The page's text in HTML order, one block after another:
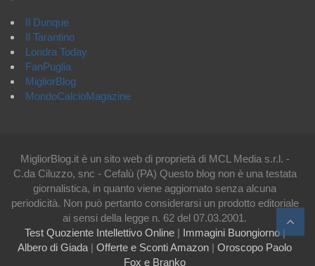
Il Dunque
Il Tarantino
Londra Today
FanPuglia
MigliorBlog
MondoCalcioMagazine
MigliorBlog.it è un sito web di proprietà di MCL Media s.r.l. -
C.da Ciluzzo, snc - Cefalù (PA) Questo blog non è una testata
giornalistica, in quanto viene aggiornato senza alcuna
periodicità. Non può pertanto considerarsi un prodotto editoriale
ai sensi della legge n. 62 del 07.03.2001.
Test Quoziente Intellettivo Online| Immagini Buongiorno|
Albero di Giada | Offerte e Sconti Amazon | Oroscopo Paolo
Fox e Branko